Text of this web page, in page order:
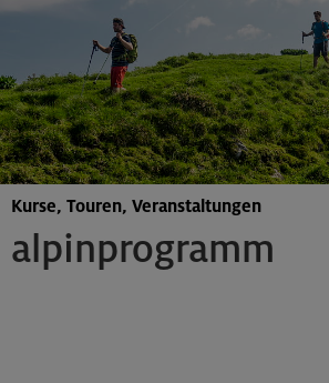
alpinprogramm
Kurse, Touren, Veranstaltungen